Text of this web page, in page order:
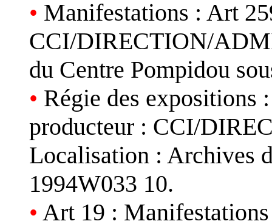
• Manifestations : Art
CCI/DIRECTION/
du Centre Pompidou
• Régie des
producteur : CCI/
Localisation : Archives
1994W033 10.
• Art 19 :